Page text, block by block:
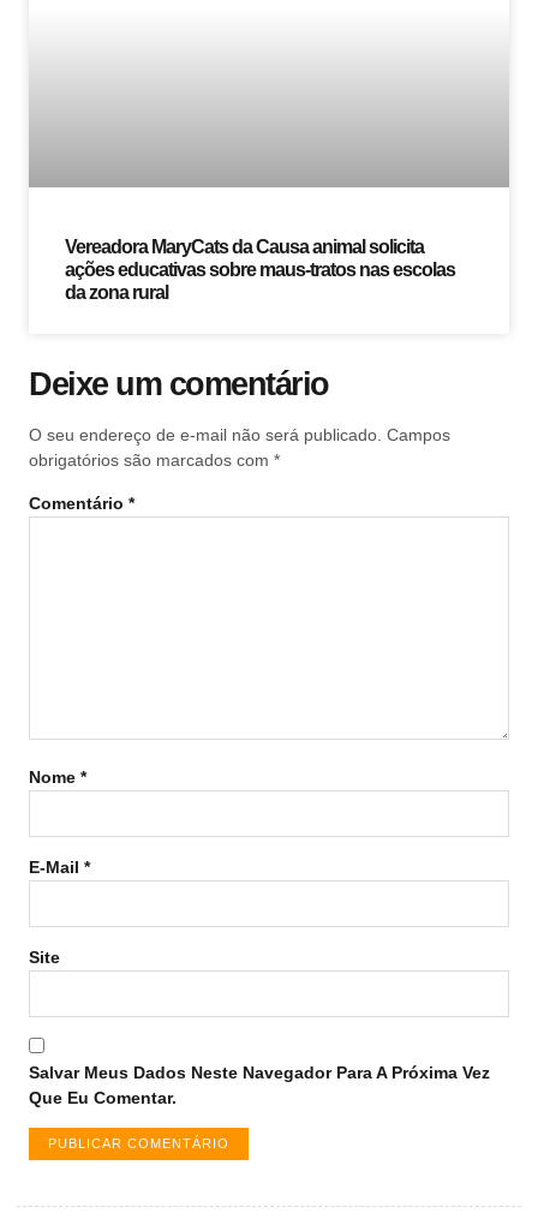
Vereadora MaryCats da Causa animal solicita
ações educativas sobre maus-tratos nas escolas
da zona rural
Deixe um comentário
O seu endereço de e-mail não será publicado. Campos
obrigatórios são marcados com *
Comentário *
Nome *
E-Mail *
Site
Salvar Meus Dados Neste Navegador Para A Próxima Vez
Que Eu Comentar.